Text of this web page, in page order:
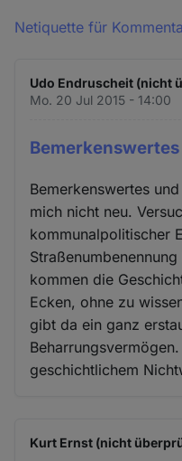
Netiquette für
Udo Endruscheit (nicht
Mo. 20 Jul 2015 - 14:00
Bemerkenswertes
mich nicht neu.
kommunalpolitischer
kommen die
Ecken, ohne zu
gibt da ein ganz
geschichtlichem
Kurt Ernst (nicht